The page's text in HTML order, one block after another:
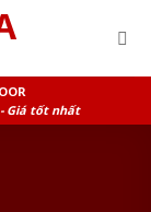
Giá tốt nhất